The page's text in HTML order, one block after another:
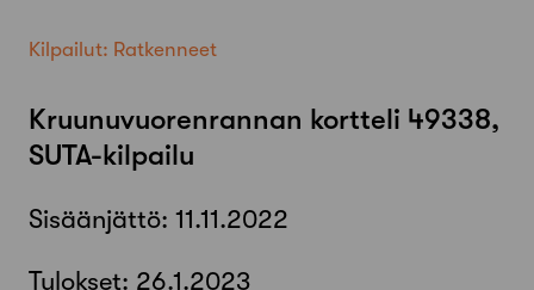
Kilpailut: Ratkenneet
Kruunuvuorenrannan kortteli 49338,
SUTA-kilpailu
Sisäänjättö: 11.11.2022
Tulokset: 26.1.2023